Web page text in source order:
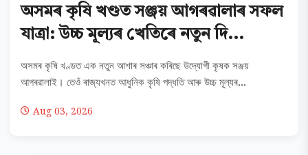
অসমৰ কৃষি খণ্ডত সঞ্জয় আগৰৱালাৰ সফল
যাত্ৰা: উচ্চ মূল্যৰ খেতিৰে নতুন দি...
অসমৰ কৃষি খণ্ডত এক নতুন আশাৰ সঞ্চাৰ কৰিছে উদ্যোগী কৃষক সঞ্জয়
আগৰৱালাই। তেওঁ ৰাজ্যখনত আধুনিক কৃষি পদ্ধতি আৰু উচ্চ মূল্যৰ...
Aug 03, 2026